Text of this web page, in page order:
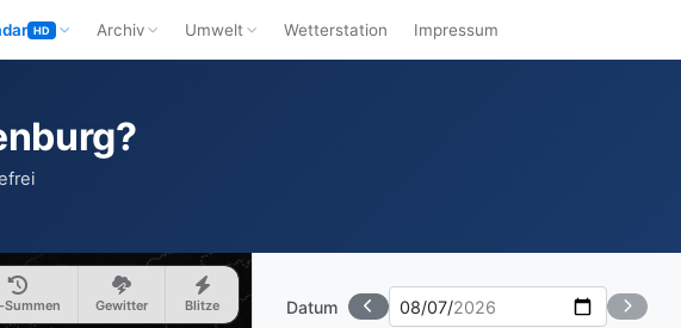
HD Archiv Umwelt Wetterstation Impressum
Summen Gewitter Blitze Datum